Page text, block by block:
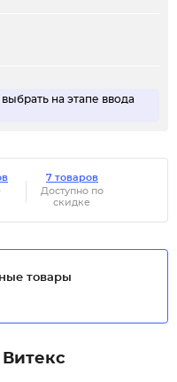
на этапе ввода
7 товаров
Доступно по
скидке
товары